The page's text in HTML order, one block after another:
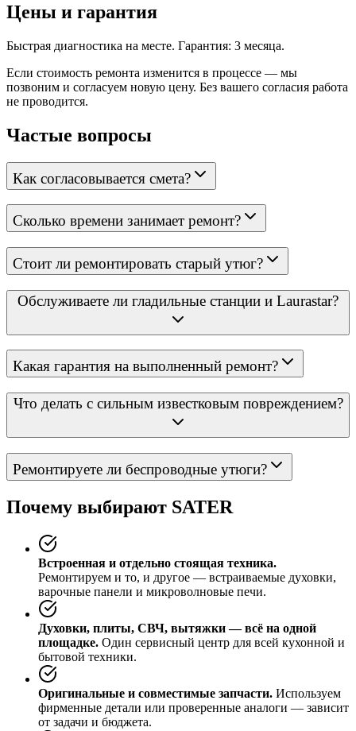
Цены и гарантия
Быстрая диагностика на месте. Гарантия: 3 месяца.
Если стоимость ремонта изменится в процессе — мы
позвоним и согласуем новую цену. Без вашего согласия работа
не проводится.
Частые вопросы
Как согласовывается смета?
Сколько времени занимает ремонт?
Стоит ли ремонтировать старый утюг?
Обслуживаете ли гладильные станции и Laurastar?
Какая гарантия на выполненный ремонт?
Что делать с сильным известковым повреждением?
Ремонтируете ли беспроводные утюги?
Почему выбирают SATER
Встроенная и отдельно стоящая техника.
Ремонтируем и то, и другое — встраиваемые духовки,
варочные панели и микроволновые печи.
Духовки, плиты, СВЧ, вытяжки — всё на одной
площадке. Один сервисный центр для всей кухонной и
бытовой техники.
Оригинальные и совместимые запчасти. Используем
фирменные детали или проверенные аналоги — зависит
от задачи и бюджета.